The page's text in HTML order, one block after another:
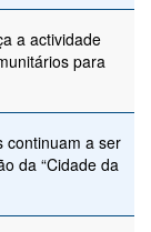
a actividade
para
continuam a ser
da “Cidade da